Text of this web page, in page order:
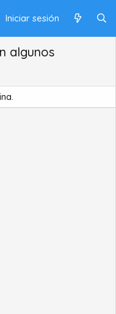
Iniciar sesión
algunos